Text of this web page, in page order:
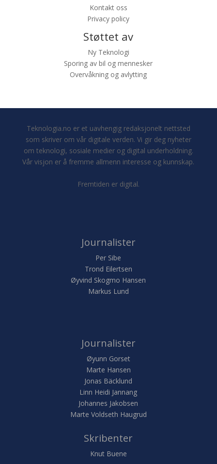
Kontakt oss
Privacy policy
Støttet av
Ny Teknologi
Sporing av bil og mennesker
Overvåkning og avlytting
Teknologia.no er et uavhengig redaksjonelt nettsted
som skriver om vår digitale verden. Vi gir deg nyheter
om teknologi, sosiale medier og digital underholdning.
Vår visjon er å fremme allmenn interesse og kunnskap.
Fremtiden er digital.
Journalister
Per Sibe
Trond Eilertsen
Øyvind Skogmo Hansen
Markus Lund
Journalister
Øyunn Gorset
Marte Hansen
Jonas Bäcklund
Linn Heidi Jannang
Johannes Jakobsen
Marte Voldseth Haugrud
Skribenter
Knut Buene